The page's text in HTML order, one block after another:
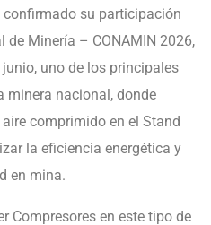
su participación
de Minería – CONAMIN 2026,
uno de los principales
minera nacional, donde
comprimido en el Stand
la eficiencia energética y
en mina.
Compresores en este tipo de